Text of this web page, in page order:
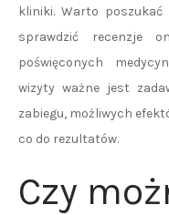
kliniki. Warto
sprawdzić recenzje
poświęconych
wizyty ważne jest
zabiegu, możliwych
co do rezultatów.
Czy